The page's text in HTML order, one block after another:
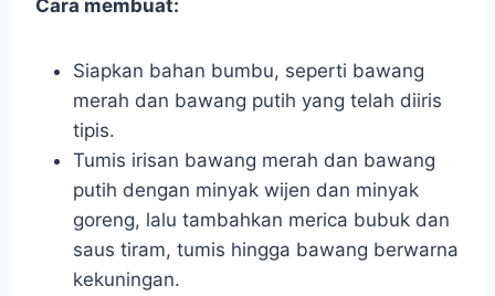
Cara membuat:
Siapkan bahan bumbu, seperti bawang
merah dan bawang putih yang telah diiris
tipis.
Tumis irisan bawang merah dan bawang
putih dengan minyak wijen dan minyak
goreng, lalu tambahkan merica bubuk dan
saus tiram, tumis hingga bawang berwarna
kekuningan.